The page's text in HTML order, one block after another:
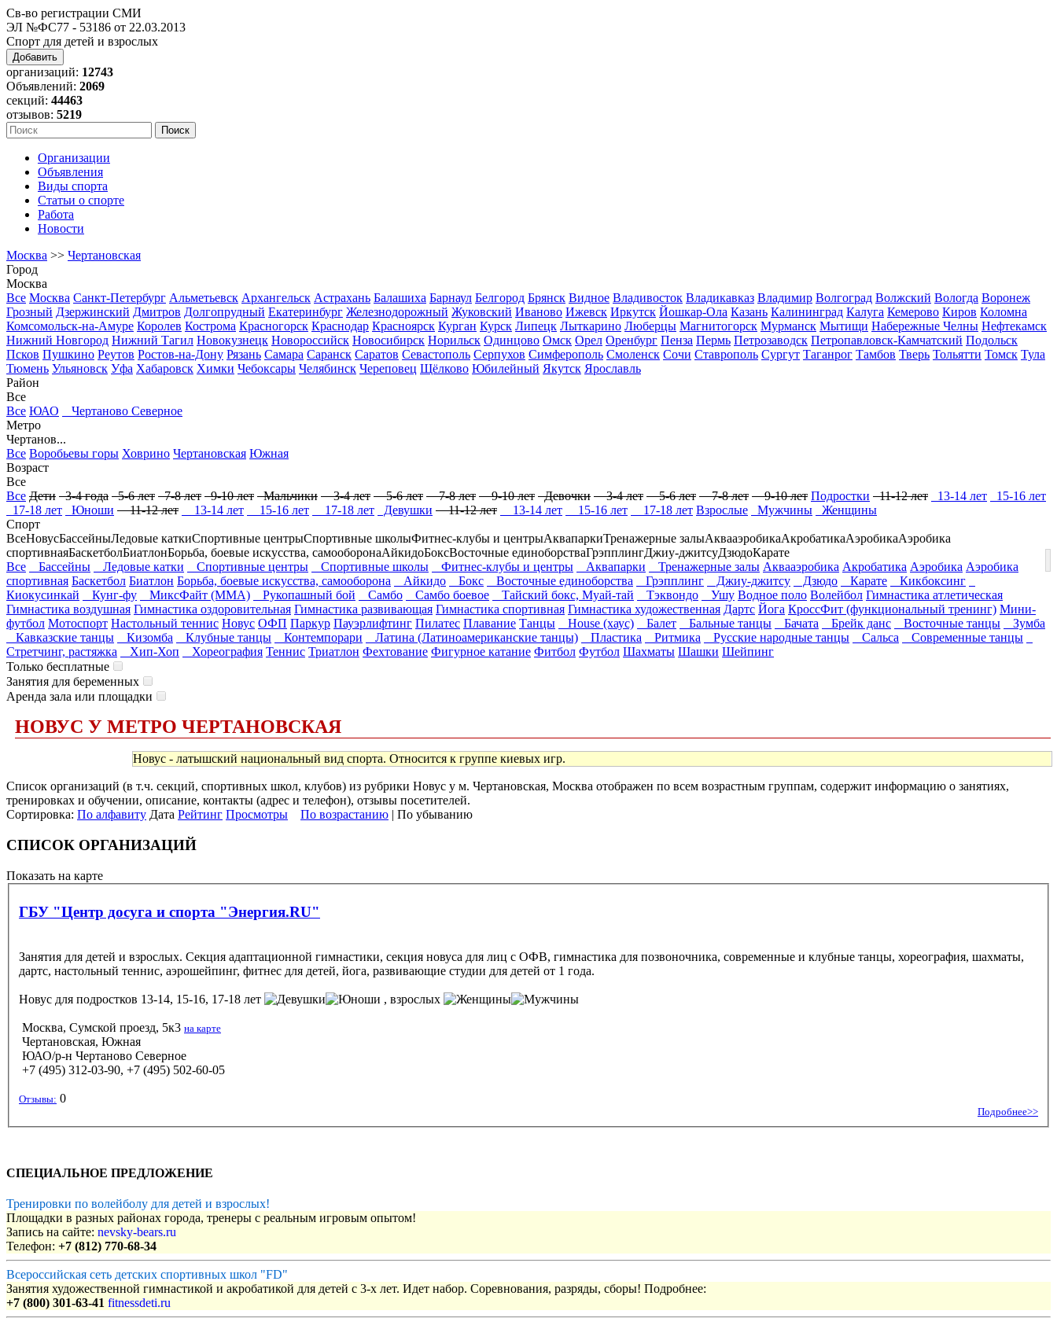
Св-во регистрации СМИ
ЭЛ №ФС77 - 53186 от 22.03.2013
Спорт для детей и взрослых
Добавить
организаций: 12743
Объявлений: 2069
секций: 44463
отзывов: 5219
Организации
Объявления
Виды спорта
Статьи о спорте
Работа
Новости
Москва >> Чертановская
Город
Москва
Все Москва Санкт-Петербург Альметьевск Архангельск Астрахань Балашиха Барнаул Белгород Брянск Видное Владивосток Владикавказ Владимир Волгоград Волжский Вологда Воронеж
Грозный Дзержинский Дмитров Долгопрудный Екатеринбург Железнодорожный Жуковский Иваново Ижевск Иркутск Йошкар-Ола Казань Калининград Калуга Кемерово Киров Коломна
Комсомольск-на-Амуре Королев Кострома Красногорск Краснодар Красноярск Курган Курск Липецк Лыткарино Люберцы Магнитогорск Мурманск Мытищи Набережные Челны Нефтекамск
Нижний Новгород Нижний Тагил Новокузнецк Новороссийск Новосибирск Норильск Одинцово Омск Орел Оренбург Пенза Пермь Петрозаводск Петропавловск-Камчатский Подольск
Псков Пушкино Реутов Ростов-на-Дону Рязань Самара Саранск Саратов Севастополь Серпухов Симферополь Смоленск Сочи Ставрополь Сургут Таганрог Тамбов Тверь Тольятти Томск Тула
Тюмень Ульяновск Уфа Хабаровск Химки Чебоксары Челябинск Череповец Щёлково Юбилейный Якутск Ярославль
Район
Все
Все ЮАО
Чертаново Северное
Метро
Чертанов...
Все Воробьевы горы Ховрино Чертановская Южная
Возраст
Все
Все Дети 3-4 года 5-6 лет 7-8 лет 9-10 лет Мальчики 3-4 лет 5-6 лет 7-8 лет 9-10 лет Девочки 3-4 лет 5-6 лет 7-8 лет 9-10 лет Подростки 11-12 лет 13-14 лет
15-16 лет
17-18 лет
Юноши 11-12 лет 13-14 лет 15-16 лет 17-18 лет Девушки 11-12 лет 13-14 лет 15-16 лет 17-18 лет Взрослые Мужчины
Женщины
Спорт
ВсеНовусБассейныЛедовые каткиСпортивные центрыСпортивные школыФитнес-клубы и центрыАквапаркиТренажерные залыАквааэробикаАкробатикаАэробикаАэробика
спортивнаяБаскетболБиатлонБорьба, боевые искусства, самооборонаАйкидоБоксВосточные единоборстваГрэпплингДжиу-джитсуДзюдоКарате
Все
Бассейны Ледовые катки Спортивные центры Спортивные школы Фитнес-клубы и центры Аквапарки Тренажерные залы Аквааэробика Акробатика Аэробика Аэробика
спортивная Баскетбол Биатлон Борьба, боевые искусства, самооборона Айкидо Бокс Восточные единоборства Грэпплинг Джиу-джитсу Дзюдо Карате
Кикбоксинг
Киокусинкай
Кунг-фу МиксФайт (ММА) Рукопашный бой Самбо Самбо боевое Тайский бокс, Муай-тай Тэквондо Ушу Водное поло Волейбол Гимнастика атлетическая
Гимнастика воздушная Гимнастика оздоровительная Гимнастика развивающая Гимнастика спортивная Гимнастика художественная Дартс Йога КроссФит (функциональный тренинг) Мини-
футбол Мотоспорт Настольный теннис Новус ОФП Паркур Пауэрлифтинг Пилатес Плавание Танцы House (хаус) Балет Бальные танцы Бачата Брейк данс Восточные танцы
Зумба
Кавказские танцы
Кизомба Клубные танцы Контемпорари Латина (Латиноамериканские танцы) Пластика Ритмика Русские народные танцы Сальса
Современные танцы
Стретчинг, растяжка
Хип-Хоп Хореография Теннис Триатлон Фехтование Фигурное катание Фитбол Футбол Шахматы Шашки Шейпинг
Только бесплатные
Занятия для беременных
Аренда зала или площадки
НОВУС У МЕТРО ЧЕРТАНОВСКАЯ
Новус - латышский национальный вид спорта. Относится к группе киевых игр.
Список организаций (в т.ч. секций, спортивных школ, клубов) из рубрики Новус у м. Чертановская, Москва отображен по всем возрастным группам, содержит информацию о занятиях,
тренировках и обучении, описание, контакты (адрес и телефон), отзывы посетителей.
Сортировка: По алфавиту Дата Рейтинг Просмотры По возрастанию | По убыванию
СПИСОК ОРГАНИЗАЦИЙ
Показать на карте
ГБУ "Центр досуга и спорта "Энергия.RU"
Занятия для детей и взрослых. Секция адаптационной гимнастики, секция новуса для лиц с ОФВ, гимнастика для позвоночника, современные и клубные танцы, хореография, шахматы,
дартс, настольный теннис, аэрошейпинг, фитнес для детей, йога, развивающие студии для детей от 1 года.
Новус для подростков 13-14, 15-16, 17-18 лет , взрослых
Москва, Сумской проезд, 5к3 на карте
Чертановская, Южная
ЮАО/р-н Чертаново Северное
+7 (495) 312-03-90, +7 (495) 502-60-05
Отзывы: 0
Подробнее>>
СПЕЦИАЛЬНОЕ ПРЕДЛОЖЕНИЕ
Тренировки по волейболу для детей и взрослых!
Площадки в разных районах города, тренеры с реальным игровым опытом!
Запись на сайте: nevsky-bears.ru
Телефон: +7 (812) 770-68-34
Всероссийская сеть детских спортивных школ "FD"
Занятия художественной гимнастикой и акробатикой для детей с 3-х лет. Идет набор. Соревнования, разряды, сборы! Подробнее:
+7 (800) 301-63-41 fitnessdeti.ru